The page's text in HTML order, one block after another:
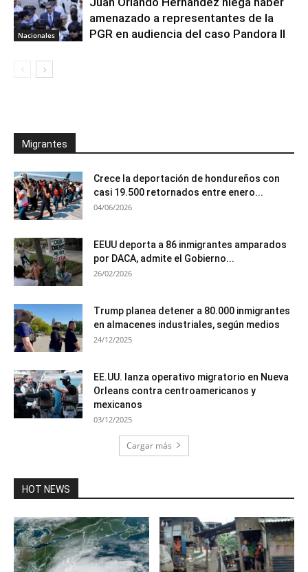
Nacionales
amenazado a representantes de la
PGR en audiencia del caso Pandora II
Migrantes
Crece la deportación de hondureños con
casi 19.500 retornados entre enero...
04/06/2026
EEUU deporta a 86 inmigrantes amparados
por DACA, admite el Gobierno...
26/02/2026
Trump planea detener a 80.000 inmigrantes
en almacenes industriales, según medios
24/12/2025
EE.UU. lanza operativo migratorio en Nueva
Orleans contra centroamericanos y
mexicanos
03/12/2025
Cargar más
HOT NEWS